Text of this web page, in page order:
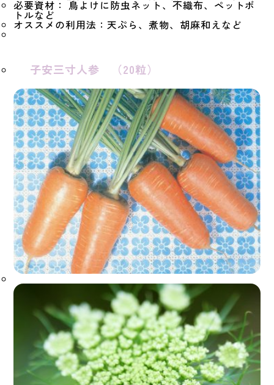
必要資材： 鳥よけに防虫ネット、不織布、ペットボ
トルなど
オススメの利用法：天ぷら、煮物、胡麻和えなど
子安三寸人参 （20粒）